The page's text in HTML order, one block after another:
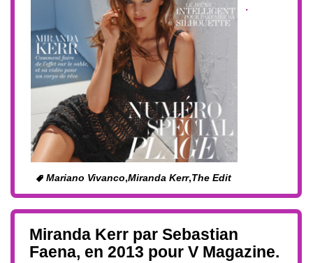
.
Mariano Vivanco,Miranda Kerr,The Edit
Miranda Kerr par Sebastian
Faena, en 2013 pour V Magazine.